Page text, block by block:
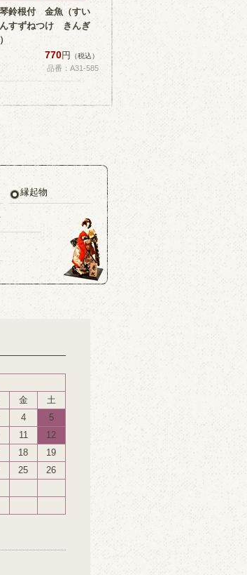
鈴根付 金魚（すい
すずねつけ きんぎ
770円 （税込）
品番：A31-585
縁起物
金
土
4
5
11
12
18
19
25
26